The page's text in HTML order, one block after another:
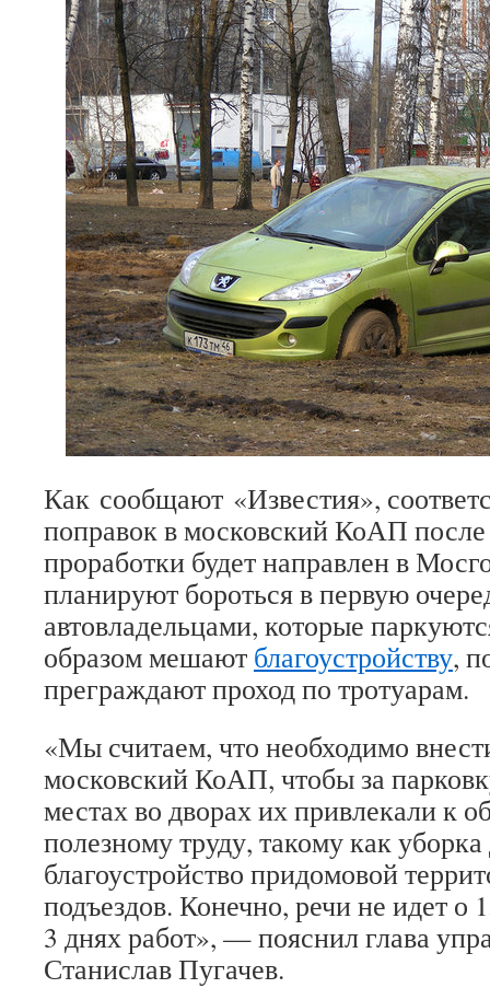
Как сообщают «Известия»,
поправок в московский КоАП после
проработки будет направлен в
планируют бороться в первую
автовладельцами, которые
образом мешают благоустройству,
преграждают проход по тротуарам.
«Мы считаем, что необходимо
московский КоАП, чтобы за
местах во дворах их привлекали к
полезному труду, такому как
благоустройство придомовой
подъездов. Конечно, речи не идет о
3 днях работ», — пояснил глава
Станислав Пугачев.